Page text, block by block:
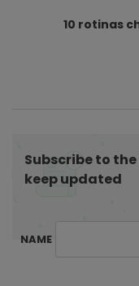
10 rotinas
Subscribe to
keep updated
NAME